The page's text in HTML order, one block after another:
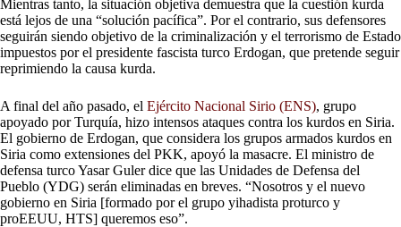
Mientras tanto, la situación objetiva demuestra que la cuestión kurda
está lejos de una “solución pacífica”. Por el contrario, sus defensores
seguirán siendo objetivo de la criminalización y el terrorismo de Estado
impuestos por el presidente fascista turco Erdogan, que pretende seguir
reprimiendo la causa kurda.
A final del año pasado, el Ejército Nacional Sirio (ENS), grupo
apoyado por Turquía, hizo intensos ataques contra los kurdos en Siria.
El gobierno de Erdogan, que considera los grupos armados kurdos en
Siria como extensiones del PKK, apoyó la masacre. El ministro de
defensa turco Yasar Guler dice que las Unidades de Defensa del
Pueblo (YDG) serán eliminadas en breves. “Nosotros y el nuevo
gobierno en Siria [formado por el grupo yihadista proturco y
proEEUU, HTS] queremos eso”.